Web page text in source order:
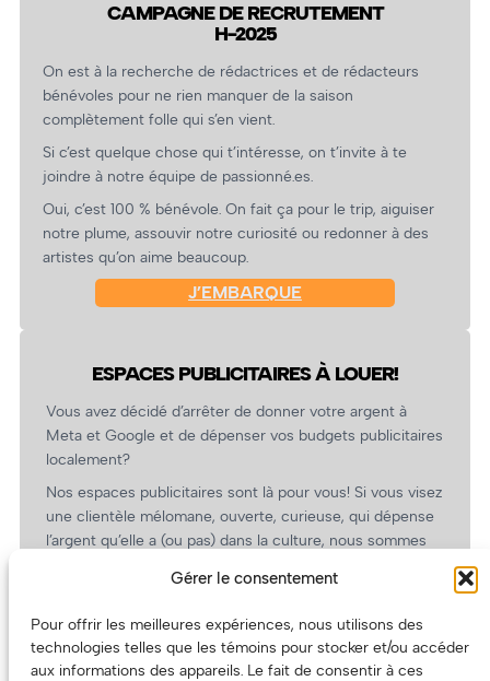
Gérer le consentement
Pour offrir les meilleures expériences, nous utilisons des
technologies telles que les témoins pour stocker et/ou accéder
aux informations des appareils. Le fait de consentir à ces
CAMPAGNE DE RECRUTEMENT
H-2025
On est à la recherche de rédactrices et de rédacteurs
bénévoles pour ne rien manquer de la saison
complètement folle qui s’en vient.
Si c’est quelque chose qui t’intéresse, on t’invite à te
joindre à notre équipe de passionné.es.
Oui, c’est 100 % bénévole. On fait ça pour le trip, aiguiser
notre plume, assouvir notre curiosité ou redonner à des
artistes qu’on aime beaucoup.
J’EMBARQUE
ESPACES PUBLICITAIRES À LOUER!
Vous avez décidé d’arrêter de donner votre argent à
Meta et Google et de dépenser vos budgets publicitaires
localement?
Nos espaces publicitaires sont là pour vous! Si vous visez
une clientèle mélomane, ouverte, curieuse, qui dépense
l’argent qu’elle a (ou pas) dans la culture, nous sommes
revient.
(Oui, on va avoir des tarifs spéciaux pour vous, les